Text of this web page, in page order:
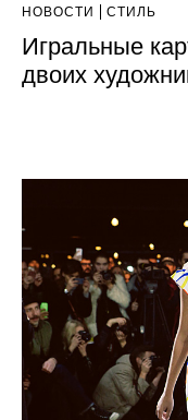
НОВОСТИ СТИЛЬ
Игральные
двоих